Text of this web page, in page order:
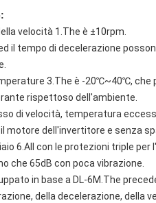
velocità 1.The è ±10rpm.
il tempo di decelerazione
3.The è -20℃~40℃,
rispettoso dell'ambiente.
di velocità, temperatura
il motore dell'invertitore e senza
6.All con le protezioni triple per
che 65dB con poca vibrazione.
in base a DL-6M.The
della decelerazione, della